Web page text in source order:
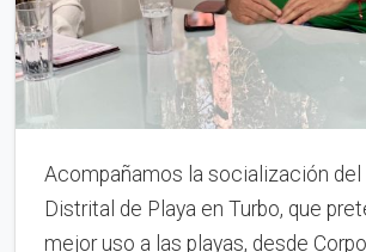
Acompañamos la socialización
Distrital de Playa en Turbo, que
mejor uso a las playas, desde